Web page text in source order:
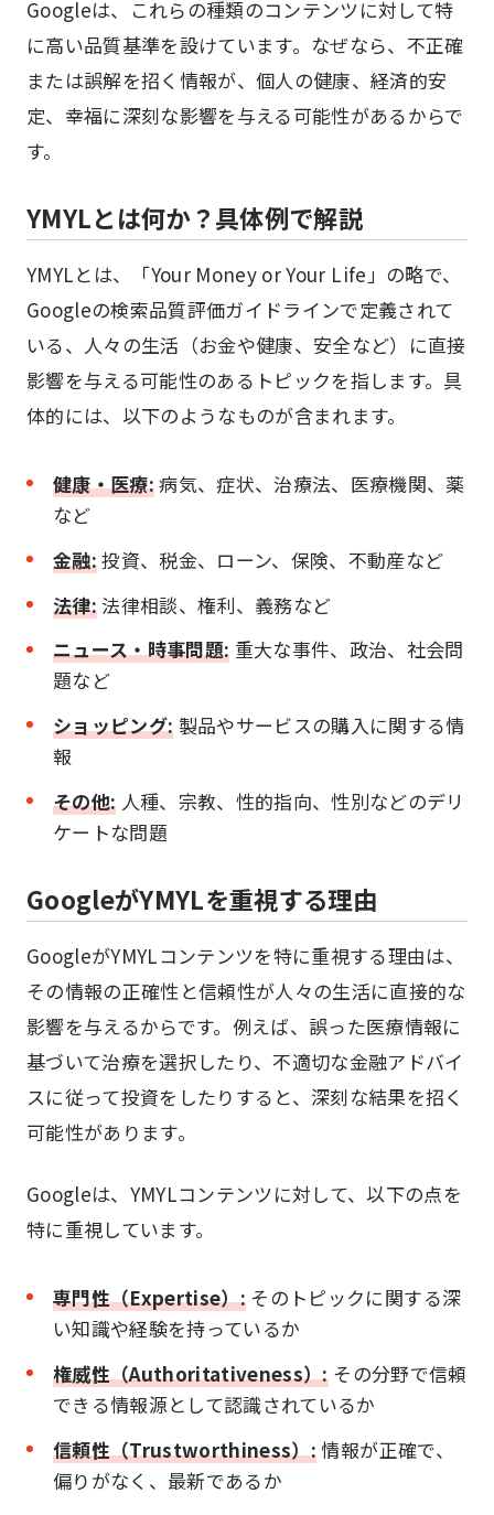
Googleは、これらの種類のコンテンツに対して特
に高い品質基準を設けています。なぜなら、不正確
または誤解を招く情報が、個人の健康、経済的安
定、幸福に深刻な影響を与える可能性があるからで
す。
YMYLとは何か？具体例で解説
YMYLとは、「Your Money or Your Life」の略で、
Googleの検索品質評価ガイドラインで定義されて
いる、人々の生活（お金や健康、安全など）に直接
影響を与える可能性のあるトピックを指します。具
体的には、以下のようなものが含まれます。
健康・医療:病気、症状、治療法、医療機関、薬
など
金融:投資、税金、ローン、保険、不動産など
法律: 法律相談、権利、義務など
ニュース・時事問題: 重大な事件、政治、社会問
題など
ショッピング: 製品やサービスの購入に関する情
報
その他: 人種、宗教、性的指向、性別などのデリ
ケートな問題
GoogleがYMYLを重視する理由
GoogleがYMYLコンテンツを特に重視する理由は、
その情報の正確性と信頼性が人々の生活に直接的な
影響を与えるからです。例えば、誤った医療情報に
基づいて治療を選択したり、不適切な金融アドバイ
スに従って投資をしたりすると、深刻な結果を招く
可能性があります。
Googleは、YMYLコンテンツに対して、以下の点を
特に重視しています。
専門性（Expertise）: そのトピックに関する深
い知識や経験を持っているか
権威性（Authoritativeness）:その分野で信頼
できる情報源として認識されているか
信頼性（Trustworthiness）: 情報が正確で、
偏りがなく、最新であるか